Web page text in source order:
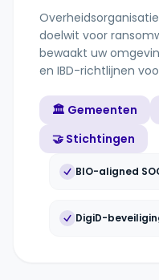
doelwit voor
bewaakt uw
en IBD-richtlijnen
🏛️ Gemeenten
🤝 Stichtingen
BIO-aligned
DigiD-